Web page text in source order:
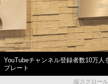
YouTubeチャンネル登録者数10万人
プレート
縦スクロー